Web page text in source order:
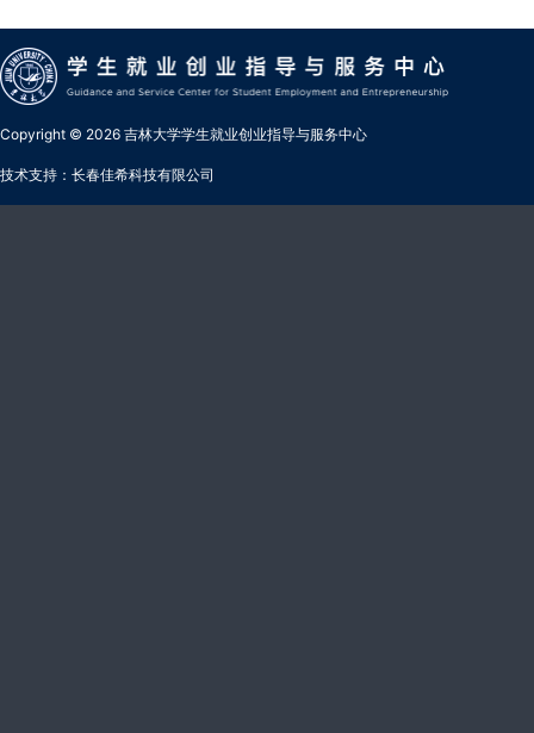
Copyright © 2026 吉林大学学生就业创业指导与服务中心
技术支持：长春佳希科技有限公司